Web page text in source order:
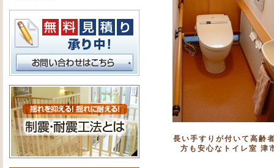
長い手すりが付いて高齢
方も安心なトイレ室 津